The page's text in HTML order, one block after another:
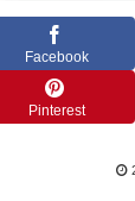
Facebook
Pinterest